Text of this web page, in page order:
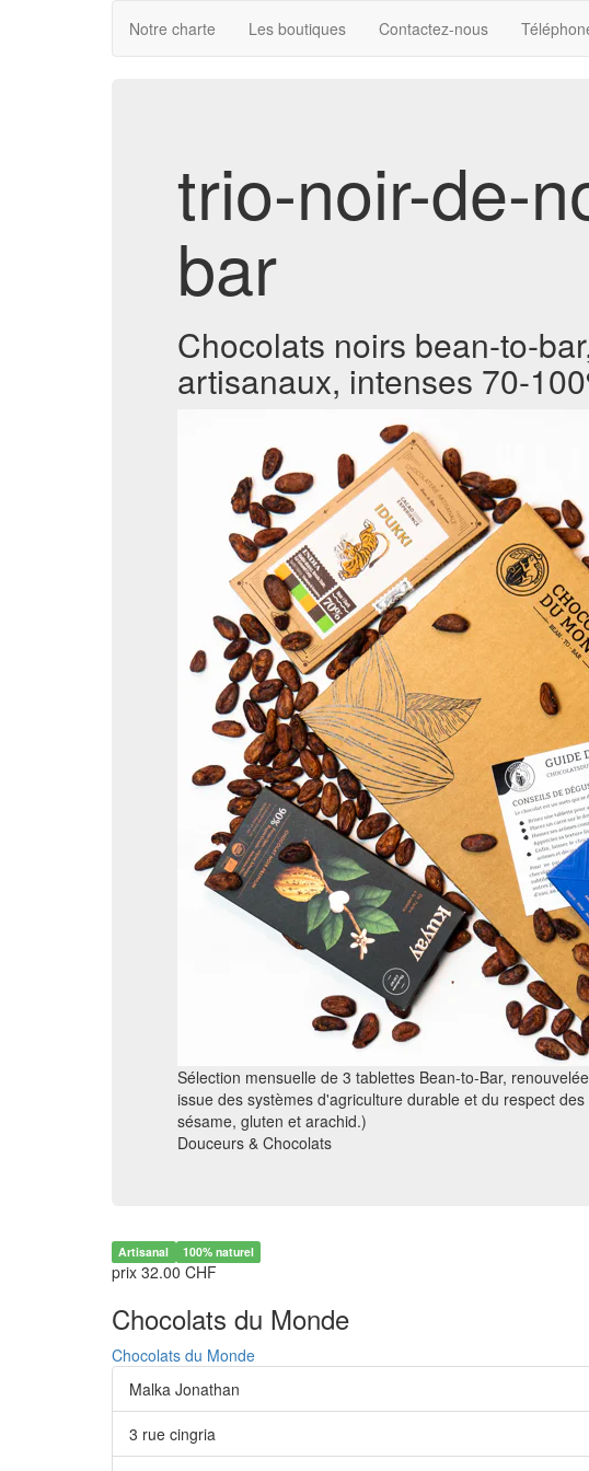
Notre charte Les boutiques Contactez-nous
trio-noir-de-
bar
Chocolats noirs bean-to-
artisanaux, intenses 70-
Sélection mensuelle de 3 tablettes Bean-to-Bar,
issue des systèmes d'agriculture durable et du respect
sésame, gluten et arachid.)
Douceurs & Chocolats
Artisanal 100% naturel
prix 32.00 CHF
Chocolats du Monde
Chocolats du Monde
Malka Jonathan
3 rue cingria